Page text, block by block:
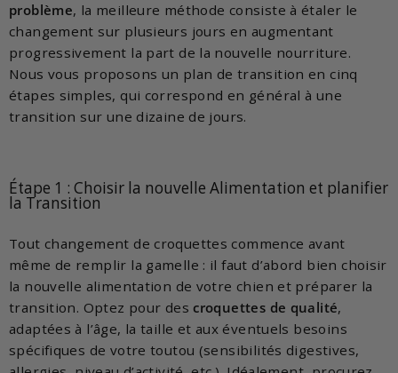
problème, la meilleure méthode consiste à étaler le
changement sur plusieurs jours en augmentant
progressivement la part de la nouvelle nourriture.
Nous vous proposons un plan de transition en cinq
étapes simples, qui correspond en général à une
transition sur une dizaine de jours.
Étape 1 : Choisir la nouvelle Alimentation et planifier
la Transition
Tout changement de croquettes commence avant
même de remplir la gamelle : il faut d’abord bien choisir
la nouvelle alimentation de votre chien et préparer la
transition. Optez pour des croquettes de qualité,
adaptées à l’âge, la taille et aux éventuels besoins
spécifiques de votre toutou (sensibilités digestives,